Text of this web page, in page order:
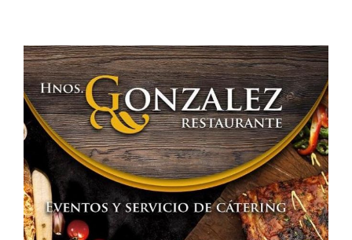
de
Calatrava»